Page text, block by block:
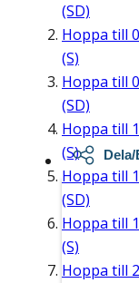
(SD)
Hoppa till
(S)
Hoppa till
(SD)
Hoppa till
(S)
Hoppa till
(SD)
Hoppa till
(S)
Hoppa till